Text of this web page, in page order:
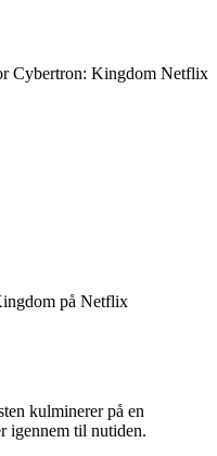
kulminerer på en
igennem til nutiden.